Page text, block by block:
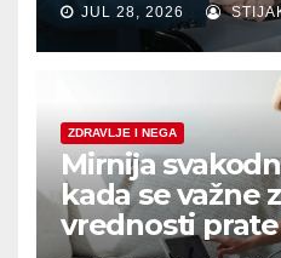
JUL 28, 2026
ZDRAVLJE I NEGA
Mirnija
kada se važne
vrednosti